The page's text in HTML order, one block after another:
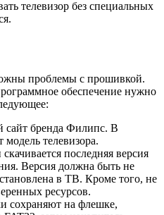
телевизор без специальных
проблемы с прошивкой.
обеспечение нужно
сайт бренда Филипс. В
модель телевизора.
последняя версия
Версия должна быть не
в ТВ. Кроме того, не
ресурсов.
сохраняют на флешке,